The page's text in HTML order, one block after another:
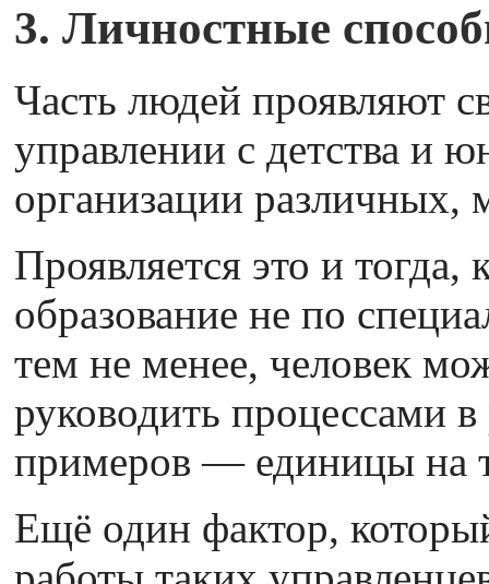
3. Личностные
Часть людей проявляют
управлении с детства и
организации
Проявляется это и
образование не по
тем не менее, человек
руководить процессами
примеров — единицы на
Ещё один фактор,